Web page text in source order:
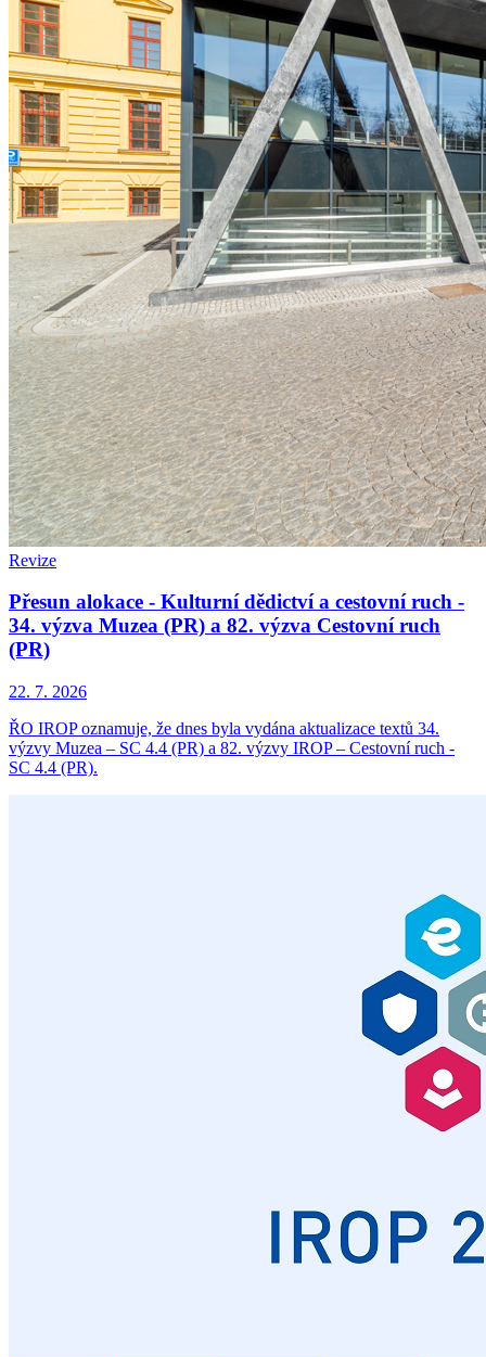
Revize
Přesun alokace - Kulturní dědictví a cestovní ruch -
34. výzva Muzea (PR) a 82. výzva Cestovní ruch
(PR)
22. 7. 2026
ŘO IROP oznamuje, že dnes byla vydána aktualizace textů 34.
výzvy Muzea – SC 4.4 (PR) a 82. výzvy IROP – Cestovní ruch -
SC 4.4 (PR).